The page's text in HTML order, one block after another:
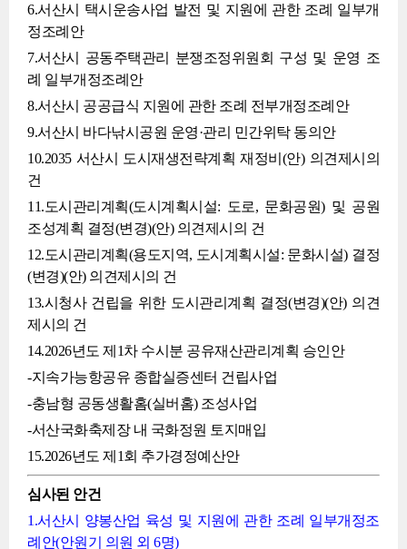
6.서산시 택시운송사업 발전 및 지원에 관한 조례 일부개
정조례안
7.서산시 공동주택관리 분쟁조정위원회 구성 및 운영 조
례 일부개정조례안
8.서산시 공공급식 지원에 관한 조례 전부개정조례안
9.서산시 바다낚시공원 운영·관리 민간위탁 동의안
10.2035 서산시 도시재생전략계획 재정비(안) 의견제시의
건
11.도시관리계획(도시계획시설: 도로, 문화공원) 및 공원
조성계획 결정(변경)(안) 의견제시의 건
12.도시관리계획(용도지역, 도시계획시설: 문화시설) 결정
(변경)(안) 의견제시의 건
13.시청사 건립을 위한 도시관리계획 결정(변경)(안) 의견
제시의 건
14.2026년도 제1차 수시분 공유재산관리계획 승인안
-지속가능항공유 종합실증센터 건립사업
-충남형 공동생활홈(실버홈) 조성사업
-서산국화축제장 내 국화정원 토지매입
15.2026년도 제1회 추가경정예산안
심사된 안건
1.서산시 양봉산업 육성 및 지원에 관한 조례 일부개정조
례안(안원기 의원 외 6명)